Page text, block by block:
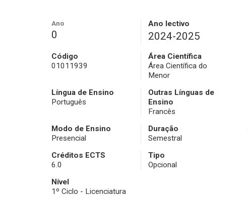
Ano
0
Ano lectivo
2024-2025
Código
01011939
Área Científica
Área Científica do
Menor
Língua de Ensino
Português
Outras Línguas de
Ensino
Francês
Modo de Ensino
Presencial
Duração
Semestral
Créditos ECTS
6.0
Tipo
Opcional
Nível
1º Ciclo - Licenciatura